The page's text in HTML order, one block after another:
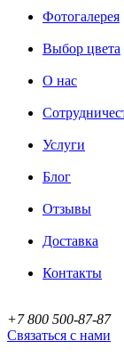
Фотогалерея
Выбор цвета
О нас
Услуги
Блог
Отзывы
Доставка
Контакты
+7 800 500-87-87
Связаться с нами